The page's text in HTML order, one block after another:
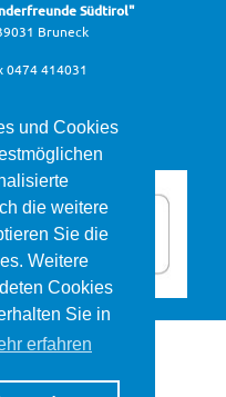
und Cookies
die weitere
Sie die
Weitere
Cookies
Sie in
erfahren
Südtirol"
Bruneck
0474 414031
©2026